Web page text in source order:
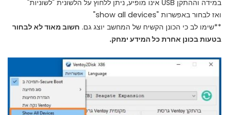
במידה וההתקן USB אינו מופיע, ניתן ללחוץ על הלשונית "לשוניות"
ואז לבחור באפשרות "show all devices"
**שימו לב כי הכונן הקשיח של המחשב יוצג גם. חשוב מאוד לא לבחור
בטעות בכונן אחרת כל המידע ימחק.